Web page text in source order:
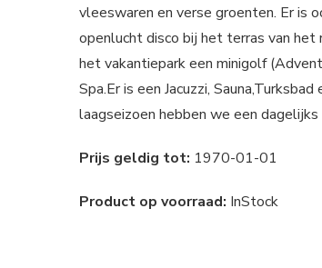
vleeswaren en verse groenten. Er is
openlucht disco bij het terras van het
het vakantiepark een minigolf
Spa.Er is een Jacuzzi,
laagseizoen hebben we een
Prijs geldig tot: 1970-01-01
Product op voorraad: InStock